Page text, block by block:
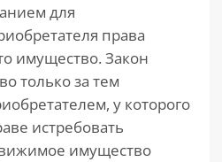
для
права
имущество. Закон
только за тем
у которого
истребовать
имущество